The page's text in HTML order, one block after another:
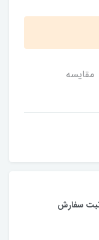
مقایسه